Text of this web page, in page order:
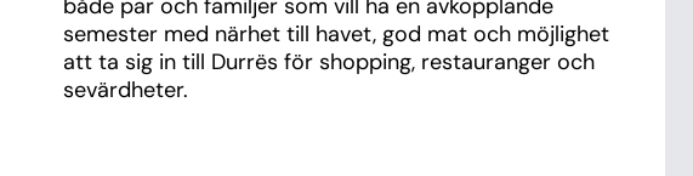
både par och familjer som vill ha en avkopplande
semester med närhet till havet, god mat och möjlighet
att ta sig in till Durrës för shopping, restauranger och
sevärdheter.